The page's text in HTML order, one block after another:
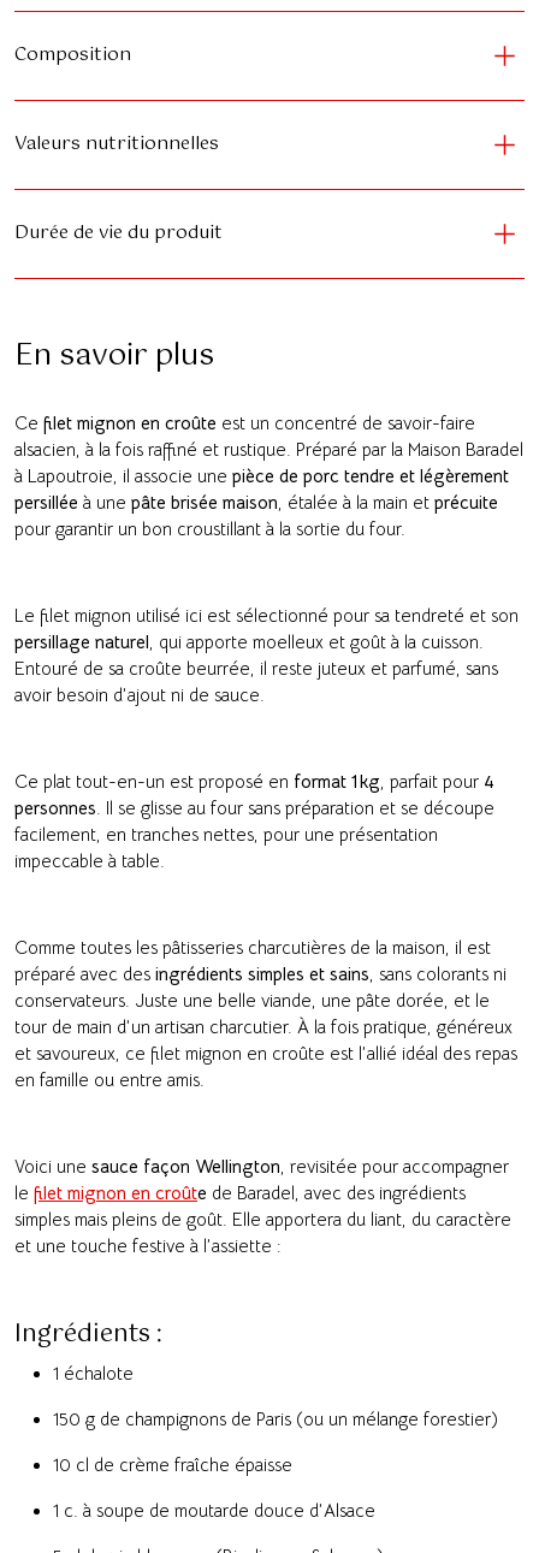
Composition
Valeurs nutritionnelles
Durée de vie du produit
En savoir plus
Ce filet mignon en croûte est un concentré de savoir-faire
alsacien, à la fois raffiné et rustique. Préparé par la Maison Baradel
à Lapoutroie, il associe une pièce de porc tendre et légèrement
persillée à une pâte brisée maison, étalée à la main et précuite
pour garantir un bon croustillant à la sortie du four.
Le filet mignon utilisé ici est sélectionné pour sa tendreté et son
persillage naturel, qui apporte moelleux et goût à la cuisson.
Entouré de sa croûte beurrée, il reste juteux et parfumé, sans
avoir besoin d’ajout ni de sauce.
Ce plat tout-en-un est proposé en format 1 kg, parfait pour 4
personnes. Il se glisse au four sans préparation et se découpe
facilement, en tranches nettes, pour une présentation
impeccable à table.
Comme toutes les pâtisseries charcutières de la maison, il est
préparé avec des ingrédients simples et sains, sans colorants ni
conservateurs. Juste une belle viande, une pâte dorée, et le
tour de main d’un artisan charcutier. À la fois pratique, généreux
et savoureux, ce filet mignon en croûte est l’allié idéal des repas
en famille ou entre amis.
Voici une sauce façon Wellington, revisitée pour accompagner
le filet mignon en croûte de Baradel, avec des ingrédients
simples mais pleins de goût. Elle apportera du liant, du caractère
et une touche festive à l’assiette :
Ingrédients :
1 échalote
150 g de champignons de Paris (ou un mélange forestier)
10 cl de crème fraîche épaisse
1 c. à soupe de moutarde douce d’Alsace